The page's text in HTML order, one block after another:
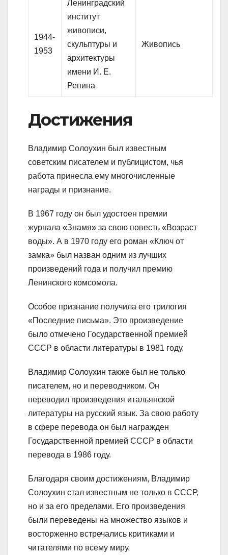
1944-
1953
Ленинградский
институт
живописи,
скульптуры и
архитектуры
имени И. Е.
Репина
Живопись
Достижения
Владимир Солоухин был известным
советским писателем и публицистом, чья
работа принесла ему многочисленные
награды и признание.
В 1967 году он был удостоен премии
журнала «Знамя» за свою повесть «Возраст
воды». А в 1970 году его роман «Ключ от
замка» был назван одним из лучших
произведений года и получил премию
Ленинского комсомола.
Особое признание получила его трилогия
«Последние письма». Это произведение
было отмечено Государственной премией
СССР в области литературы в 1981 году.
Владимир Солоухин также был не только
писателем, но и переводчиком. Он
переводил произведения итальянской
литературы на русский язык. За свою работу
в сфере перевода он был награжден
Государственной премией СССР в области
перевода в 1986 году.
Благодаря своим достижениям, Владимир
Солоухин стал известным не только в СССР,
но и за его пределами. Его произведения
были переведены на множество языков и
восторженно встречались критиками и
читателями по всему миру.